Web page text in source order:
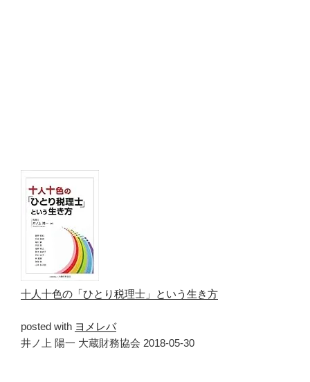
十人十色の「ひとり税理士」という生き方
posted with ヨメレバ
井ノ上 陽一 大蔵財務協会 2018-05-30